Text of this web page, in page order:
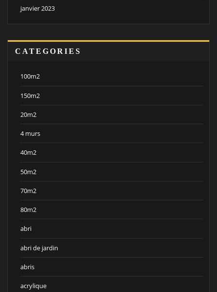
janvier 2023
CATEGORIES
100m2
150m2
20m2
4 murs
40m2
50m2
70m2
80m2
abri
abri de jardin
abris
acrylique